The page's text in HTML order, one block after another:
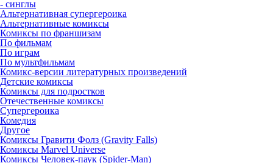
- синглы
Альтернативная супергероика
Альтернативные комиксы
Комиксы по франшизам
По фильмам
По играм
По мультфильмам
Комикс-версии литературных произведений
Детские комиксы
Комиксы для подростков
Отечественные комиксы
Супергероика
Комедия
Другое
Комиксы Гравити Фолз (Gravity Falls)
Комиксы Marvel Universe
Комиксы Человек-паук (Spider-Man)